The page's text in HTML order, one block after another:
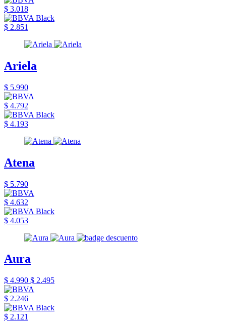
$ 3.018
$ 2.851
Ariela
$ 5.990
$ 4.792
$ 4.193
Atena
$ 5.790
$ 4.632
$ 4.053
Aura
$ 4.990 $ 2.495
$ 2.246
$ 2.121